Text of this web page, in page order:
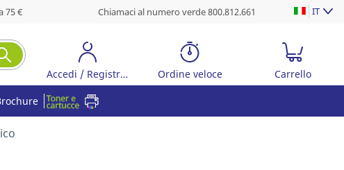
75 € Chiamaci al numero verde 800.812.661 IT
Accedi / Registrati Ordine veloce Carrello